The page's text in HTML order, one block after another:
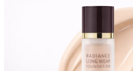
hvězdiček.